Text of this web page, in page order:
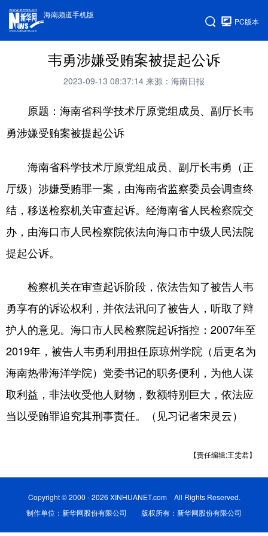
海南频道手机版
PC版本
韦勇涉嫌受贿案被提起公诉
2023-09-13 08:37:14 来源：海南日报
原题：海南省科学技术厅原党组成员、副厅长韦
勇涉嫌受贿案被提起公诉
海南省科学技术厅原党组成员、副厅长韦勇（正
厅级）涉嫌受贿罪一案，由海南省监察委员会调查终
结，移送检察机关审查起诉。经海南省人民检察院交
办，由海口市人民检察院依法向海口市中级人民法院
提起公诉。
检察机关在审查起诉阶段，依法告知了被告人韦
勇享有的诉讼权利，并依法讯问了被告人，听取了辩
护人的意见。海口市人民检察院起诉指控：2007年至
2019年，被告人韦勇利用担任原琼州学院（后更名为
海南热带海洋学院）党委书记的职务便利，为他人谋
取利益，非法收受他人财物，数额特别巨大，依法应
当以受贿罪追究其刑事责任。（见习记者宋灵云）
【责任编辑:王雯君】
Copyright © 2000 - 2026 XINHUANET.com All Rights Reserved.
制作单位：新华网股份有限公司 版权所有：新华网股份有限公司